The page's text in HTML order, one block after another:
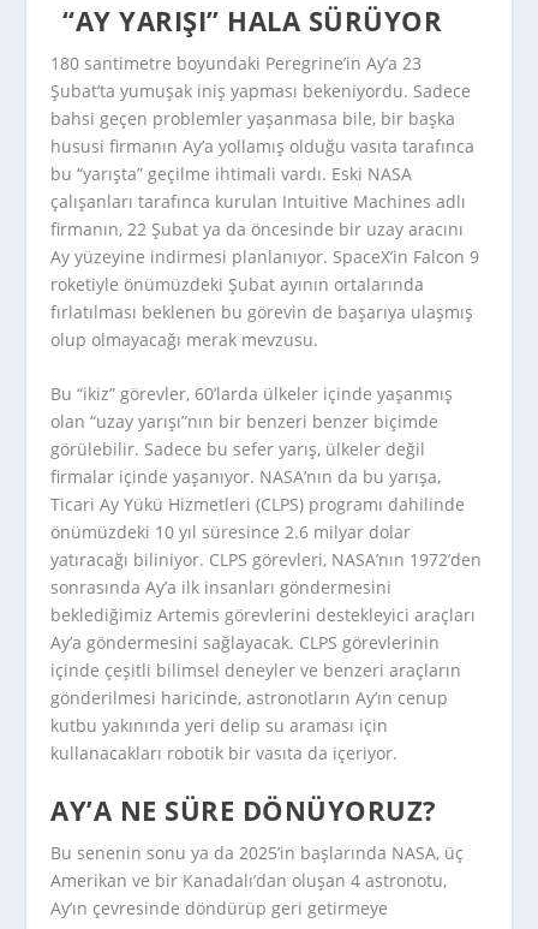
“AY YARIŞI” HALA SÜRÜYOR
180 santimetre boyundaki Peregrine’in Ay’a 23
Şubat’ta yumuşak iniş yapması bekeniyordu. Sadece
bahsi geçen problemler yaşanmasa bile, bir başka
hususi firmanın Ay’a yollamış olduğu vasıta tarafınca
bu “yarışta” geçilme ihtimali vardı. Eski NASA
çalışanları tarafınca kurulan Intuitive Machines adlı
firmanın, 22 Şubat ya da öncesinde bir uzay aracını
Ay yüzeyine indirmesi planlanıyor. SpaceX’in Falcon 9
roketiyle önümüzdeki Şubat ayının ortalarında
fırlatılması beklenen bu görevin de başarıya ulaşmış
olup olmayacağı merak mevzusu.
Bu “ikiz” görevler, 60’larda ülkeler içinde yaşanmış
olan “uzay yarışı”nın bir benzeri benzer biçimde
görülebilir. Sadece bu sefer yarış, ülkeler değil
firmalar içinde yaşanıyor. NASA’nın da bu yarışa,
Ticari Ay Yükü Hizmetleri (CLPS) programı dahilinde
önümüzdeki 10 yıl süresince 2.6 milyar dolar
yatıracağı biliniyor. CLPS görevleri, NASA’nın 1972’den
sonrasında Ay’a ilk insanları göndermesini
beklediğimiz Artemis görevlerini destekleyici araçları
Ay’a göndermesini sağlayacak. CLPS görevlerinin
içinde çeşitli bilimsel deneyler ve benzeri araçların
gönderilmesi haricinde, astronotların Ay’ın cenup
kutbu yakınında yeri delip su araması için
kullanacakları robotik bir vasıta da içeriyor.
AY’A NE SÜRE DÖNÜYORUZ?
Bu senenin sonu ya da 2025’in başlarında NASA, üç
Amerikan ve bir Kanadalı’dan oluşan 4 astronotu,
Ay’ın çevresinde döndürüp geri getirmeye